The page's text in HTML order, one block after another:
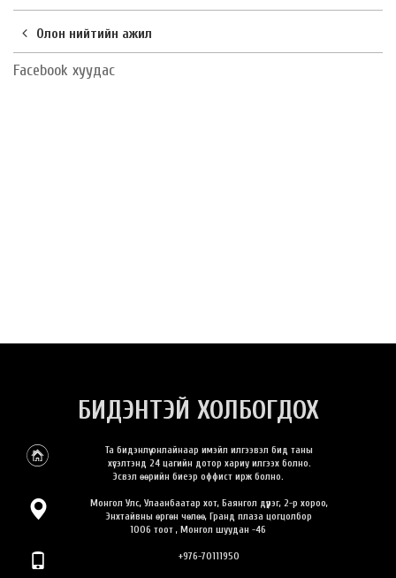
Олон нийтийн ажил
Facebook хуудас
БИДЭНТЭЙ ХОЛБОГДОХ
Та бидэнлүү онлайнаар имэйл илгээвэл бид таны
хүсэлтэнд 24 цагийн дотор хариу илгээх болно.
Эсвэл өөрийн биеэр оффист ирж болно.
Монгол Улс, Улаанбаатар хот, Баянгол дүүрэг, 2-р хороо,
Энхтайвны өргөн чөлөө, Гранд плаза цогцолбор
1006 тоот , Монгол шуудан -46
+976-70111950